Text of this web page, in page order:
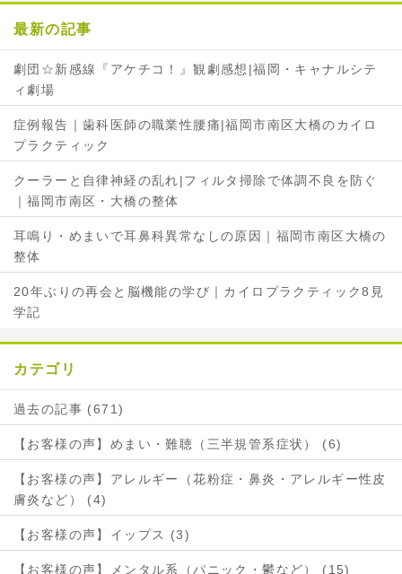
o
k
シ
ェ
r
で
ェ
最新の記事
劇団☆新感線『アケチコ！』観劇感想|福岡・キャナルシテ
ィ劇場
症例報告｜歯科医師の職業性腰痛|福岡市南区大橋のカイロ
プラクティック
クーラーと自律神経の乱れ|フィルタ掃除で体調不良を防ぐ
｜福岡市南区・大橋の整体
耳鳴り・めまいで耳鼻科異常なしの原因｜福岡市南区大橋の
整体
20年ぶりの再会と脳機能の学び｜カイロプラクティック8見
学記
カテゴリ
過去の記事 (671)
【お客様の声】めまい・難聴（三半規管系症状） (6)
【お客様の声】アレルギー（花粉症・鼻炎・アレルギー性皮
膚炎など） (4)
【お客様の声】イップス (3)
【お客様の声】メンタル系（パニック・鬱など） (15)